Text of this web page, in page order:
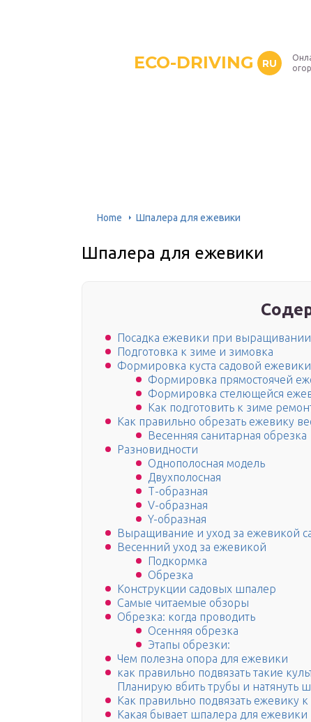
ECO-DRIVING RU
Home Шпалера для ежевики
Шпалера для ежевики
Посадка ежевики при
Подготовка к зиме и зимовка
Формировка куста садовой ежевики
Формировка прямостоячей
Формировка стелющейся
Как подготовить к зиме
Как правильно обрезать ежевику
Весенняя санитарная обрезка
Разновидности
Однополосная модель
Двухполосная
Т-образная
V-образная
Y-образная
Выращивание и уход за ежевикой
Весенний уход за ежевикой
Подкормка
Обрезка
Конструкции садовых шпалер
Самые читаемые обзоры
Обрезка: когда проводить
Осенняя обрезка
Этапы обрезки:
Чем полезна опора для ежевики
как правильно подвязать такие
Планирую вбить трубы и натянуть
Как правильно подвязать ежевику
Какая бывает шпалера для ежевики